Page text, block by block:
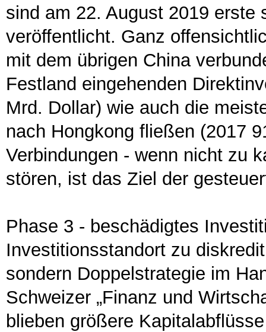
sind am 22. August 2019
veröffentlicht. Ganz
mit dem übrigen China
Festland eingehenden
Mrd. Dollar) wie auch die
nach Hongkong fließen (2017
Verbindungen - wenn nicht zu
stören, ist das Ziel der
Phase 3 - beschädigtes
Investitionsstandort zu
sondern Doppelstrategie im
Schweizer „Finanz und
blieben größere